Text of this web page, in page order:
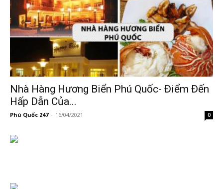
Nhà Hàng Hương Biển Phú Quốc- Điểm Đến
Hấp Dẫn Của...
Phú Quốc 247 - 16/04/2021 0